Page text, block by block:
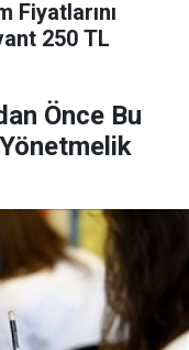
Fiyatlarını
250 TL
Önce Bu